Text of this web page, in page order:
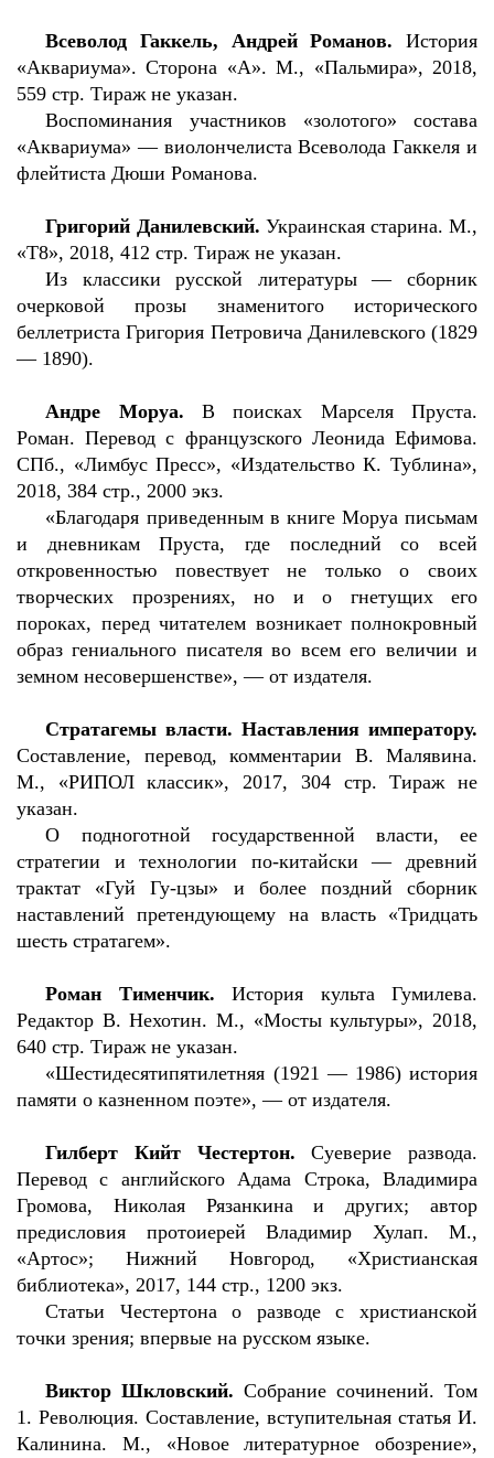
Всеволод Гаккель, Андрей Романов. История
«Аквариума». Сторона «А». М., «Пальмира», 2018,
559 стр. Тираж не указан.
Воспоминания участников «золотого» состава
«Аквариума» — виолончелиста Всеволода Гаккеля и
флейтиста Дюши Романова.
Григорий Данилевский. Украинская старина. М.,
«Т8», 2018, 412 стр. Тираж не указан.
Из классики русской литературы — сборник
очерковой прозы знаменитого исторического
беллетриста Григория Петровича Данилевского (1829
— 1890).
Андре Моруа. В поисках Марселя Пруста.
Роман. Перевод с французского Леонида Ефимова.
СПб., «Лимбус Пресс», «Издательство К. Тублина»,
2018, 384 стр., 2000 экз.
«Благодаря приведенным в книге Моруа письмам
и дневникам Пруста, где последний со всей
откровенностью повествует не только о своих
творческих прозрениях, но и о гнетущих его
пороках, перед читателем возникает полнокровный
образ гениального писателя во всем его величии и
земном несовершенстве», — от издателя.
Стратагемы власти. Наставления императору.
Составление, перевод, комментарии В. Малявина.
М., «РИПОЛ классик», 2017, 304 стр. Тираж не
указан.
О подноготной государственной власти, ее
стратегии и технологии по-китайски — древний
трактат «Гуй Гу-цзы» и более поздний сборник
наставлений претендующему на власть «Тридцать
шесть стратагем».
Роман Тименчик. История культа Гумилева.
Редактор В. Нехотин. М., «Мосты культуры», 2018,
640 стр. Тираж не указан.
«Шестидесятипятилетняя (1921 — 1986) история
памяти о казненном поэте», — от издателя.
Гилберт Кийт Честертон. Суеверие развода.
Перевод с английского Адама Строка, Владимира
Громова, Николая Рязанкина и других; автор
предисловия протоиерей Владимир Хулап. М.,
«Артос»; Нижний Новгород, «Христианская
библиотека», 2017, 144 стр., 1200 экз.
Статьи Честертона о разводе с христианской
точки зрения; впервые на русском языке.
Виктор Шкловский. Собрание сочинений. Том
1. Революция. Составление, вступительная статья И.
Калинина. М., «Новое литературное обозрение»,